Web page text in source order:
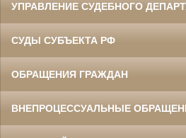
УПРАВЛЕНИЕ СУДЕБНОГО
СУДЫ СУБЪЕКТА РФ
ОБРАЩЕНИЯ ГРАЖДАН
ВНЕПРОЦЕССУАЛЬНЫЕ